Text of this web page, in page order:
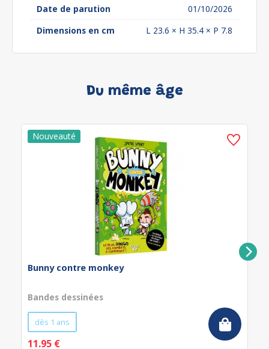
Date de parution
01/10/2026
Dimensions en cm
L 23.6 × H 35.4 × P 7.8
Du même âge
Bunny contre monkey
Bandes dessinées
dès 1 ans
11.95 €